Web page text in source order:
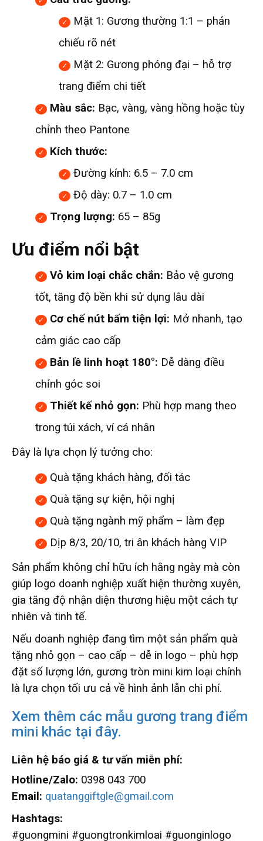
Mặt 1: Gương thường 1:1 – phản
chiếu rõ nét
Mặt 2: Gương phóng đại – hỗ trợ
trang điểm chi tiết
Màu sắc: Bạc, vàng, vàng hồng hoặc tùy
chỉnh theo Pantone
Kích thước:
Đường kính: 6.5 – 7.0 cm
Độ dày: 0.7 – 1.0 cm
Trọng lượng: 65 – 85g
Ưu điểm nổi bật
Vỏ kim loại chắc chắn: Bảo vệ gương
tốt, tăng độ bền khi sử dụng lâu dài
Cơ chế nút bấm tiện lợi: Mở nhanh, tạo
cảm giác cao cấp
Bản lề linh hoạt 180°: Dễ dàng điều
chỉnh góc soi
Thiết kế nhỏ gọn: Phù hợp mang theo
trong túi xách, ví cá nhân
Đây là lựa chọn lý tưởng cho:
Quà tặng khách hàng, đối tác
Quà tặng sự kiện, hội nghị
Quà tặng ngành mỹ phẩm – làm đẹp
Dịp 8/3, 20/10, tri ân khách hàng VIP
Sản phẩm không chỉ hữu ích hằng ngày mà còn
giúp logo doanh nghiệp xuất hiện thường xuyên,
gia tăng độ nhận diện thương hiệu một cách tự
nhiên và tinh tế.
Nếu doanh nghiệp đang tìm một sản phẩm quà
tặng nhỏ gọn – cao cấp – dễ in logo – phù hợp
đặt số lượng lớn, gương tròn mini kim loại chính
là lựa chọn tối ưu cả về hình ảnh lẫn chi phí.
Xem thêm các mẫu gương trang điểm
mini khác tại đây.
Liên hệ báo giá & tư vấn miễn phí:
Hotline/Zalo: 0398 043 700
Email: quatanggiftgle@gmail.com
Hashtags:
#guongmini #guongtronkimloai #guonginlogo